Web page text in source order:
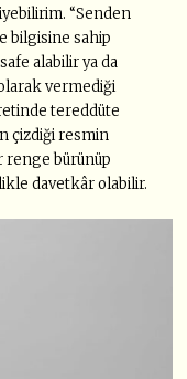
“Senden
bilgisine sahip
alabilir ya da
vermediği
tereddüte
çizdiği resmin
renge bürünüp
davetkâr olabilir.